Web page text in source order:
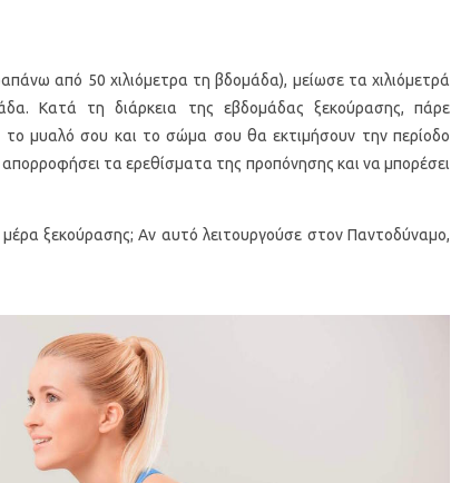
από 50 χιλιόμετρα τη βδομάδα), μείωσε τα χιλιόμετρά
Κατά τη διάρκεια της εβδομάδας ξεκούρασης, πάρε
το μυαλό σου και το σώμα σου θα εκτιμήσουν την περίοδο
τα ερεθίσματα της προπόνησης και να μπορέσει
μέρα ξεκούρασης; Αν αυτό λειτουργούσε στον Παντοδύναμο,